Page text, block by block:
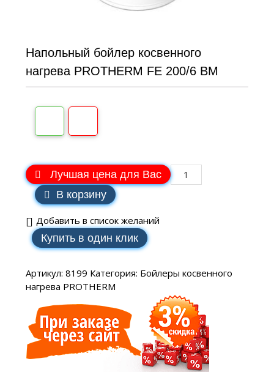
Напольный бойлер косвенного
нагрева PROTHERM FE 200/6 BM
Лучшая цена для Вас
В корзину
Добавить в список желаний
Купить в один клик
Артикул: 8199 Категория: Бойлеры косвенного
нагрева PROTHERM